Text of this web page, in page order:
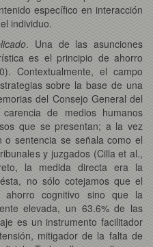
específico en interacción
individuo.
. Una de las asunciones
es el principio de ahorro
Contextualmente, el campo
sobre la base de una
del Consejo General del
de medios humanos
que se presentan; a la vez
sentencia se señala como el
y juzgados (Cilla et al.,
la medida directa era la
no sólo cotejamos que el
cognitivo sino que la
elevada, un 63.6% de las
es un instrumento facilitador
mitigador de la falta de